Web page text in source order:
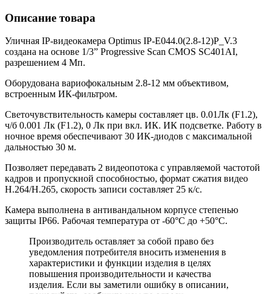
Описание товара
Уличная IP-видеокамера Optimus IP-E044.0(2.8-12)P_V.3
создана на основе 1/3” Progressive Scan CMOS SC401AI,
разрешением 4 Мп.
Оборудована вариофокальным 2.8-12 мм объективом,
встроенным ИК-фильтром.
Светочувствительность камеры составляет цв. 0.01Лк (F1.2),
ч/б 0.001 Лк (F1.2), 0 Лк при вкл. ИК. ИК подсветке. Работу в
ночное время обеспечивают 30 ИК-диодов с максимальной
дальностью 30 м.
Позволяет передавать 2 видеопотока с управляемой частотой
кадров и пропускной способностью, формат сжатия видео
H.264/H.265, скорость записи составляет 25 к/с.
Камера выполнена в антивандальном корпусе степенью
защиты IP66. Рабочая температура от -60°С до +50°С.
Производитель оставляет за собой право без
уведомления потребителя вносить изменения в
характеристики и функции изделия в целях
повышения производительности и качества
изделия. Если вы заметили ошибку в описании,